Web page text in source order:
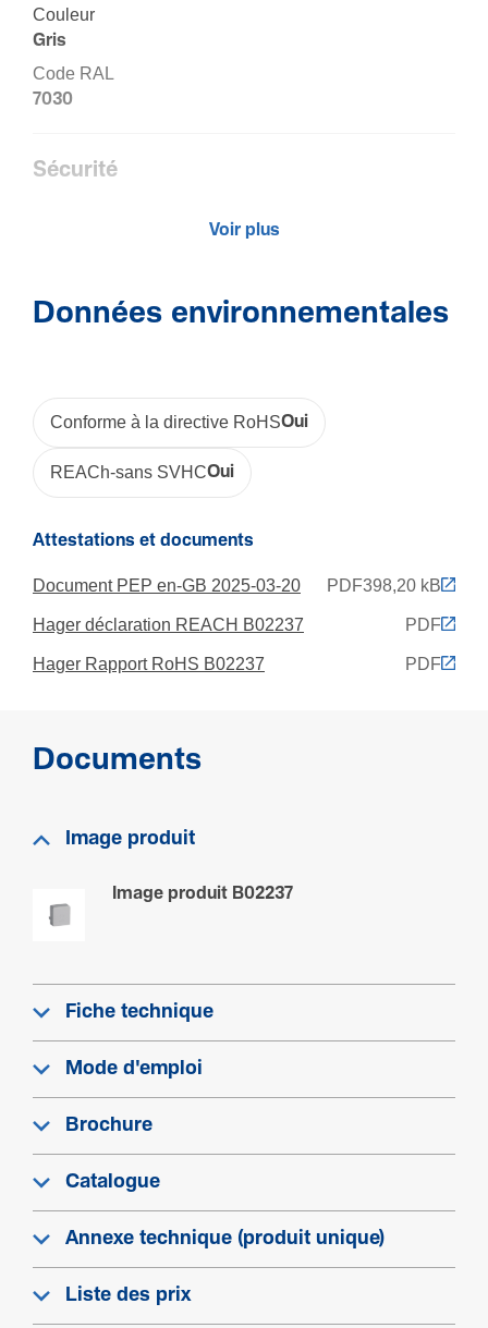
Couleur
Gris
Code RAL
7030
Sécu­rité
Résis­tance aux chocs IK
IP40
Tempé­ra­ture de service
5 - 60 °C
Non
Produit compatible avec
Voir plus
Données environnementales
Conforme à la directive RoHSOui
REACh-sans SVHCOui
Attestations et documents
Document PEP en-GB 2025-03-20 PDF398,20 kB
Hager déclaration REACH B02237 PDF
Hager Rapport RoHS B02237 PDF
Documents
Image produit
Image produit B02237
Fiche technique
Mode d'emploi
Brochure
Catalogue
Annexe technique (produit unique)
Liste des prix